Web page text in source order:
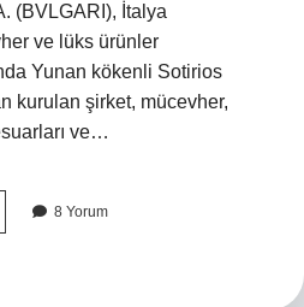
(BVLGARI), İtalya
ve lüks ürünler
Yunan kökenli Sotirios
kurulan şirket, mücevher,
ve…
8 Yorum